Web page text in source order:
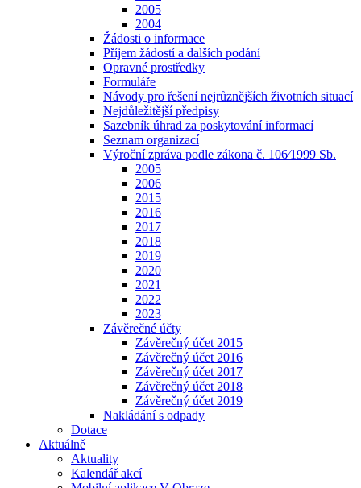
2005
2004
Žádosti o informace
Příjem žádostí a dalších podání
Opravné prostředky
Formuláře
Návody pro řešení nejrůznějších životních situací
Nejdůležitější předpisy
Sazebník úhrad za poskytování informací
Seznam organizací
Výroční zpráva podle zákona č. 106⁄1999 Sb.
2005
2006
2015
2016
2017
2018
2019
2020
2021
2022
2023
Závěrečné účty
Závěrečný účet 2015
Závěrečný účet 2016
Závěrečný účet 2017
Závěrečný účet 2018
Závěrečný účet 2019
Nakládání s odpady
Dotace
Aktuálně
Aktuality
Kalendář akcí